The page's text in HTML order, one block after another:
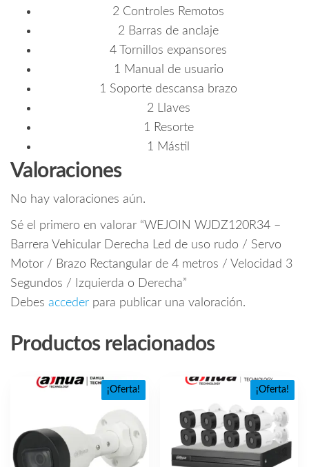
2 Controles Remotos
2 Barras de anclaje
4 Tornillos expansores
1 Manual de usuario
1 Soporte descansa brazo
2 Llaves
1 Resorte
1 Mástil
Valoraciones
No hay valoraciones aún.
Sé el primero en valorar “WEJOIN WJDZ120R34 –
Barrera Vehicular Derecha Led de uso rudo / Servo
Motor / Brazo Rectangular de 4 metros / Velocidad 3
Segundos / Izquierda o Derecha”
Debes acceder para publicar una valoración.
Productos relacionados
¡Oferta! ¡Oferta!